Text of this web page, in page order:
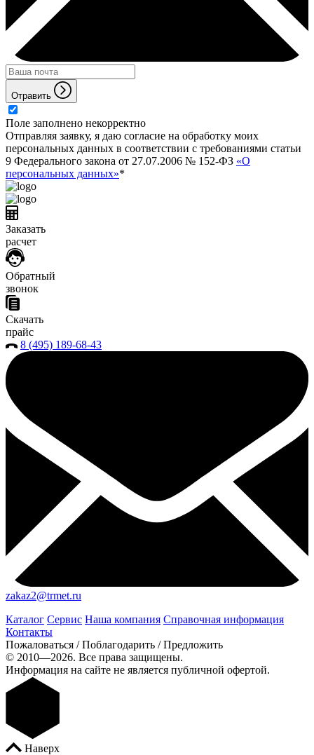
Отравить
Поле заполнено некорректно
Отправляя заявку, я даю согласие на обработку моих
персональных данных в соответствии с требованиями статьи
9 Федерального закона от 27.07.2006 № 152-ФЗ «О
персональных данных»*
Заказать
расчет
Обратный
звонок
Скачать
прайс
8 (495) 189-68-43
zakaz2@trmet.ru
Каталог Сервис Наша компания Справочная информация
Контакты
Пожаловаться / Поблагодарить / Предложить
© 2010—2026. Все права защищены.
Информация на сайте не является публичной офертой.
Наверх